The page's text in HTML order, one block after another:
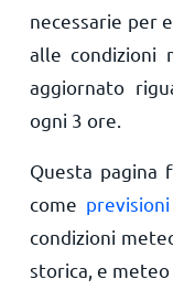
necessarie per
alle condizioni
aggiornato
ogni 3 ore.
Questa pagina
come
condizioni
storica, e